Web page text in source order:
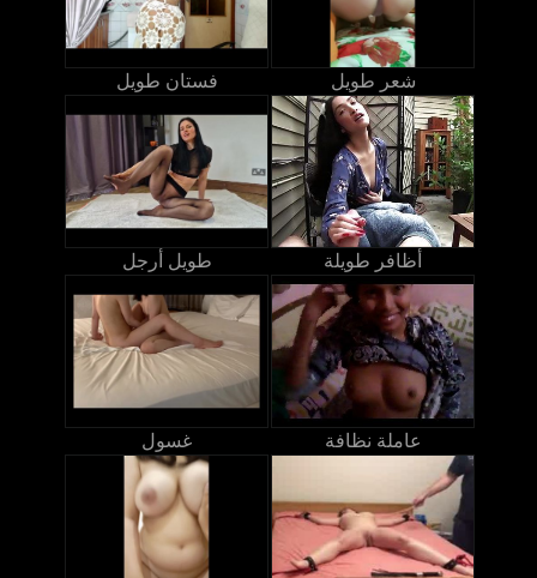
فستان طويل شعر طويل
طويل أرجل أظافر طويلة
غسول عاملة نظافة